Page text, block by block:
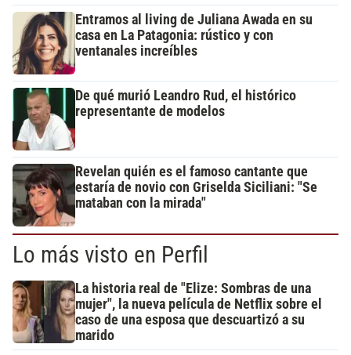
Entramos al living de Juliana Awada en su
casa en La Patagonia: rústico y con
ventanales increíbles
De qué murió Leandro Rud, el histórico
representante de modelos
Revelan quién es el famoso cantante que
estaría de novio con Griselda Siciliani: "Se
mataban con la mirada"
Lo más visto en Perfil
La historia real de "Elize: Sombras de una
mujer", la nueva película de Netflix sobre el
caso de una esposa que descuartizó a su
marido